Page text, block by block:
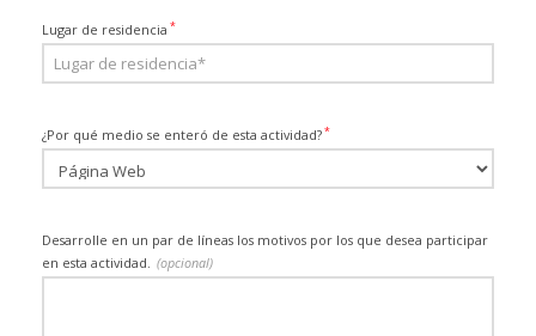
Lugar de residencia *
¿Por qué medio se enteró de esta actividad?*
Desarrolle en un par de líneas los motivos por los que desea participar
en esta actividad. (opcional)